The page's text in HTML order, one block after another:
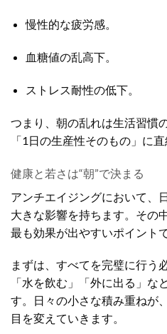
慢性的な疲労感。
血糖値の乱高下。
ストレス耐性の低下。
つまり、朝の乱れは生活習慣
「1日の生産性そのもの」に
健康と若さは“朝”で決まる
アンチエイジングにおいて、
大きな影響を持ちます。その
最も効果が出やすいポイントで
まずは、すべてを完璧に行う
「水を飲む」「外に出る」
す。日々の小さな積み重ねが
目を変えていきます。